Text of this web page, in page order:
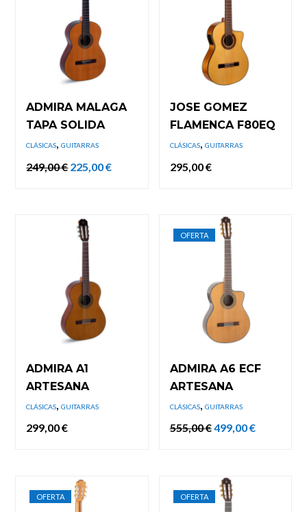
ADMIRA MALAGA
TAPA SOLIDA
CLÁSICAS,GUITARRAS
249,00€El
225,00€El
JOSE GOMEZ
FLAMENCA F80EQ
CLÁSICAS, GUITARRAS
295,00€
ADMIRA A1
ARTESANA
CLÁSICAS,GUITARRAS
299,00€
OFERTA
ADMIRA A6 ECF
ARTESANA
CLÁSICAS, GUITARRAS
555,00€El
499,00€El
OFERTA OFERTA